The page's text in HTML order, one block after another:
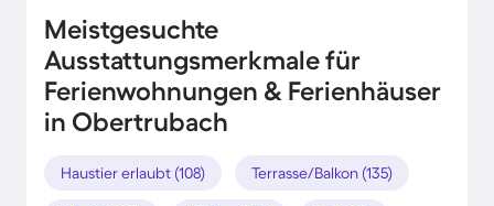
Meistgesuchte
Ausstattungsmerkmale für
Ferienwohnungen & Ferienhäuser
in Obertrubach
Haustier erlaubt (108) Terrasse/Balkon (135)